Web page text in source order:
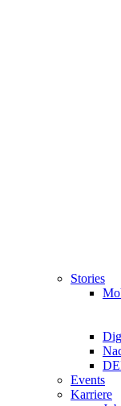
Stories
Events
Karriere